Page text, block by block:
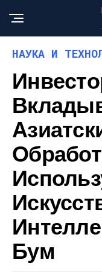
НАУКА И
Бум